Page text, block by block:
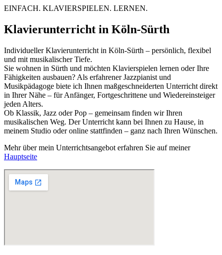
EINFACH. KLAVIERSPIELEN. LERNEN.
Klavierunterricht in Köln-Sürth
Individueller Klavierunterricht in Köln-Sürth – persönlich, flexibel
und mit musikalischer Tiefe.
Sie wohnen in Sürth und möchten Klavierspielen lernen oder Ihre
Fähigkeiten ausbauen? Als erfahrener Jazzpianist und
Musikpädagoge biete ich Ihnen maßgeschneiderten Unterricht direkt
in Ihrer Nähe – für Anfänger, Fortgeschrittene und Wiedereinsteiger
jeden Alters.
Ob Klassik, Jazz oder Pop – gemeinsam finden wir Ihren
musikalischen Weg. Der Unterricht kann bei Ihnen zu Hause, in
meinem Studio oder online stattfinden – ganz nach Ihren Wünschen.
Mehr über mein Unterrichtsangebot erfahren Sie auf meiner
Hauptseite